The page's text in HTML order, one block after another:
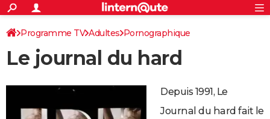
ACTUALITÉS
Politique
Société
Faits Divers
Education
Monde
Villes
+
SPORT
Coupe du monde 2026
Football
Tennis
Cyclisme
Rugby
Forum
CULTURE
Programme TV
TNT
Streaming
Cinéma
Sorties cinéma
Musique
+
FINANCE
Retraite
Impôts
Epargne
Immobilier
Risques naturels par ville
Banque
Assurance
Crédit
AUTO
S'inscrire
Connexion
Programme TV Adultes Pornographique
Le journal du hard
Depuis 1991, Le
Journal du hard fait le